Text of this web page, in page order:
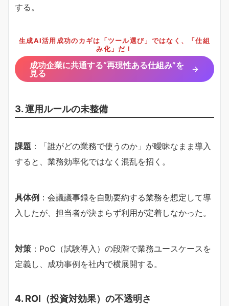
する。
生成AI活用成功のカギは「ツール選び」ではなく、「仕組
み化」だ！
成功企業に共通する“再現性ある仕組み”を
見る
3. 運用ルールの未整備
課題 ：「誰がどの業務で使うのか」が曖昧なまま導入
すると、業務効率化ではなく混乱を招く。
具体例 ：会議議事録を自動要約する業務を想定して導
入したが、担当者が決まらず利用が定着しなかった。
対策 ：PoC（試験導入）の段階で業務ユースケースを
定義し、成功事例を社内で横展開する。
4. ROI（投資対効果）の不透明さ